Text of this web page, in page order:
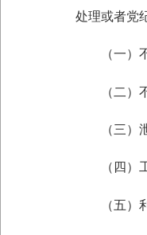
处理或者党
（一）不
（二）不
（三）泄
（四）工
（五）利